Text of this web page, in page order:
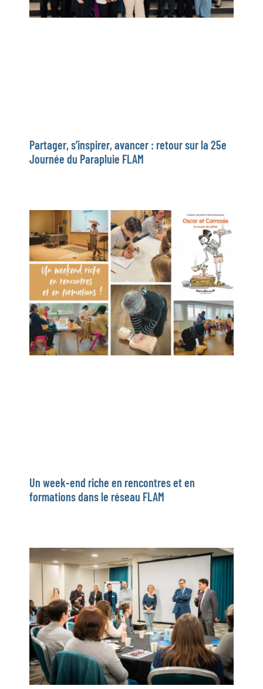
Partager, s’inspirer, avancer : retour sur la 25e
Journée du Parapluie FLAM
Un week-end riche en rencontres et en
formations dans le réseau FLAM